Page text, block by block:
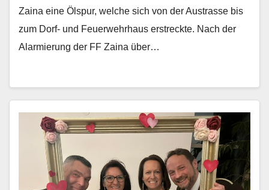
Zaina eine Ölspur, welche sich von der Austrasse bis
zum Dorf- und Feuerwehrhaus erstreckte. Nach der
Alarmierung der FF Zaina über…